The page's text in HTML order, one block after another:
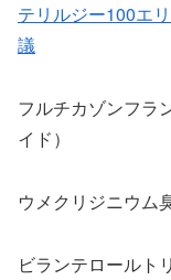
テリルジー100エ
議
フルチカゾンフラ
イド）
ウメクリジニウム
ビランテロールト